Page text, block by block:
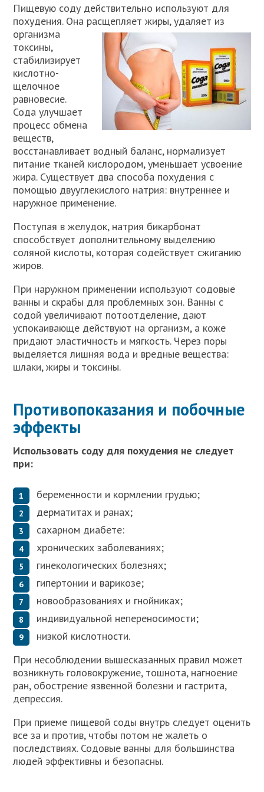
Пищевую соду действительно используют для
похудения. Она расщепляет жиры, удаляет из
организма
токсины,
стабилизирует
кислотно-
щелочное
равновесие.
Сода улучшает
процесс обмена
веществ,
восстанавливает водный баланс, нормализует
питание тканей кислородом, уменьшает усвоение
жира. Существует два способа похудения с
помощью двууглекислого натрия: внутреннее и
наружное применение.
Поступая в желудок, натрия бикарбонат
способствует дополнительному выделению
соляной кислоты, которая содействует сжиганию
жиров.
При наружном применении используют содовые
ванны и скрабы для проблемных зон. Ванны с
содой увеличивают потоотделение, дают
успокаивающе действуют на организм, а коже
придают эластичность и мягкость. Через поры
выделяется лишняя вода и вредные вещества:
шлаки, жиры и токсины.
Противопоказания и побочные
эффекты
Использовать соду для похудения не следует
при:
беременности и кормлении грудью;
дерматитах и ранах;
сахарном диабете:
хронических заболеваниях;
гинекологических болезнях;
гипертонии и варикозе;
новообразованиях и гнойниках;
индивидуальной непереносимости;
низкой кислотности.
При несоблюдении вышесказанных правил может
возникнуть головокружение, тошнота, нагноение
ран, обострение язвенной болезни и гастрита,
депрессия.
При приеме пищевой соды внутрь следует оценить
все за и против, чтобы потом не жалеть о
последствиях. Содовые ванны для большинства
людей эффективны и безопасны.